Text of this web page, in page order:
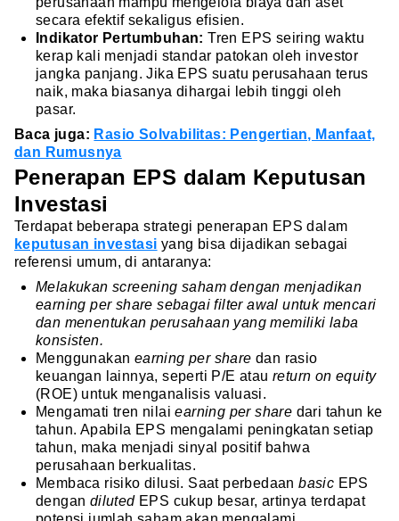
secara efektif sekaligus efisien.
Indikator Pertumbuhan:Tren EPS seiring waktu
kerap kali menjadi standar patokan oleh investor
jangka panjang. Jika EPS suatu perusahaan terus
naik, maka biasanya dihargai lebih tinggi oleh
pasar.
Baca juga: Rasio Solvabilitas: Pengertian, Manfaat,
dan Rumusnya
Penerapan EPS dalam Keputusan
Investasi
Terdapat beberapa strategi penerapan EPS dalam
keputusan investasi yang bisa dijadikan sebagai
referensi umum, di antaranya:
Melakukan screening saham dengan menjadikan
earning per share sebagai filter awal untuk mencari
dan menentukan perusahaan yang memiliki laba
konsisten.
Menggunakan earning per share dan rasio
keuangan lainnya, seperti P/E atau return on equity
(ROE) untuk menganalisis valuasi.
Mengamati tren nilaiearning per share dari tahun ke
tahun. Apabila EPS mengalami peningkatan setiap
tahun, maka menjadi sinyal positif bahwa
perusahaan berkualitas.
Membaca risiko dilusi. Saat perbedaanbasic EPS
dengan diluted EPS cukup besar, artinya terdapat